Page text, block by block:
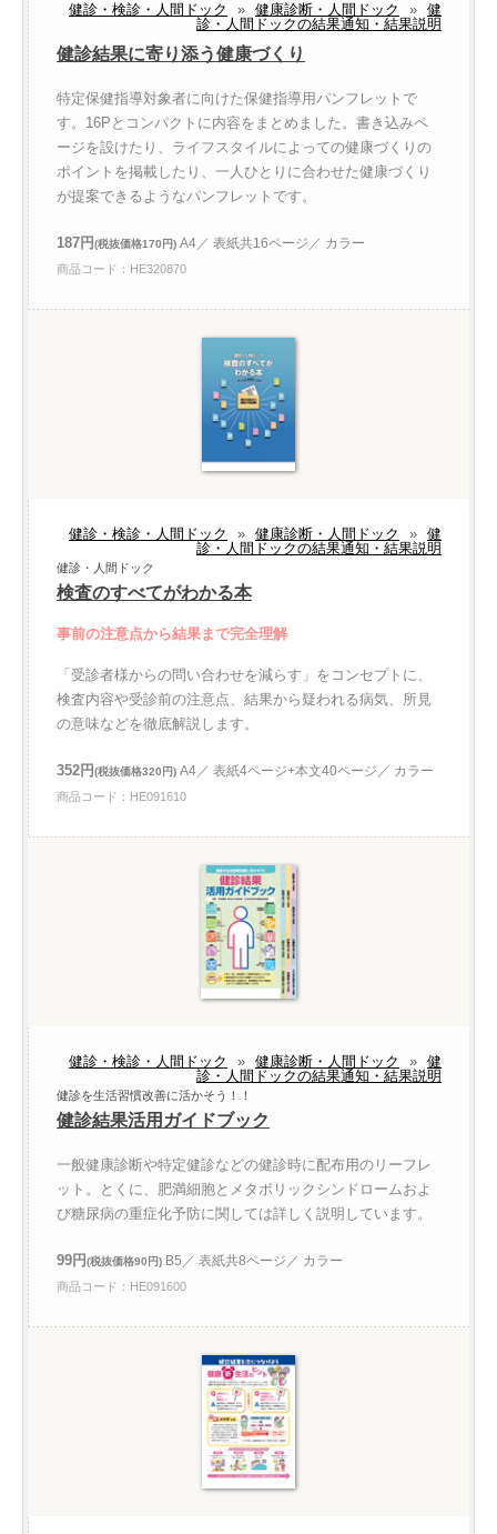
健診・検診・人間ドック » 健康診断・人間ドック » 健
診・人間ドックの結果通知・結果説明
健診結果に寄り添う健康づくり
特定保健指導対象者に向けた保健指導用パンフレットで
す。16Pとコンパクトに内容をまとめました。書き込みペ
ージを設けたり、ライフスタイルによっての健康づくりの
ポイントを掲載したり、一人ひとりに合わせた健康づくり
が提案できるようなパンフレットです。
187円(税抜価格170円) A4／ 表紙共16ページ／ カラー
商品コード：HE320870
健診・検診・人間ドック » 健康診断・人間ドック » 健
診・人間ドックの結果通知・結果説明
健診・人間ドック
検査のすべてがわかる本
事前の注意点から結果まで完全理解
「受診者様からの問い合わせを減らす」をコンセプトに、
検査内容や受診前の注意点、結果から疑われる病気、所見
の意味などを徹底解説します。
352円(税抜価格320円) A4／ 表紙4ページ+本文40ページ／ カラー
商品コード：HE091610
健診・検診・人間ドック » 健康診断・人間ドック » 健
診・人間ドックの結果通知・結果説明
健診を生活習慣改善に活かそう！！
健診結果活用ガイドブック
一般健康診断や特定健診などの健診時に配布用のリーフレ
ット。とくに、肥満細胞とメタボリックシンドロームおよ
び糖尿病の重症化予防に関しては詳しく説明しています。
99円(税抜価格90円) B5／ 表紙共8ページ／ カラー
商品コード：HE091600